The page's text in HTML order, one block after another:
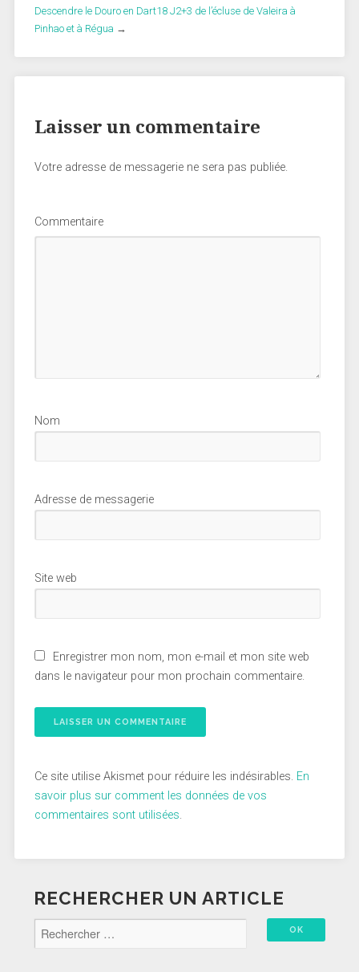
Descendre le Douro en Dart18 J2+3 de l’écluse de Valeira à
Pinhao et à Régua →
Laisser un commentaire
Votre adresse de messagerie ne sera pas publiée.
Commentaire
Nom
Adresse de messagerie
Site web
Enregistrer mon nom, mon e-mail et mon site web
dans le navigateur pour mon prochain commentaire.
Ce site utilise Akismet pour réduire les indésirables. En
savoir plus sur comment les données de vos
commentaires sont utilisées.
RECHERCHER UN ARTICLE